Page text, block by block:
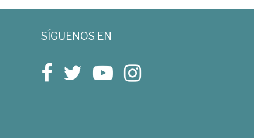
SÍGUENOS EN